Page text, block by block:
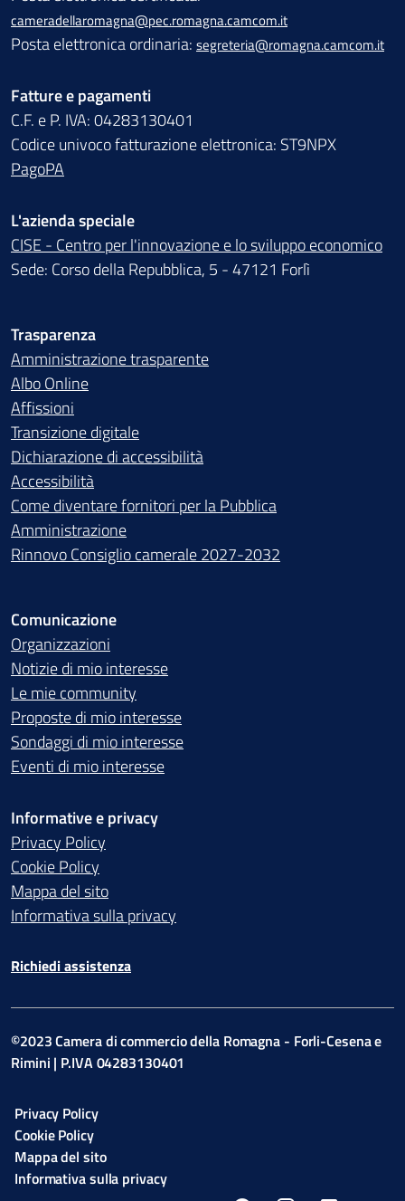
cameradellaromagna@pec.romagna.camcom.it
Posta elettronica ordinaria: segreteria@romagna.camcom.it
Fatture e pagamenti
C.F. e P. IVA: 04283130401
Codice univoco fatturazione elettronica: ST9NPX
PagoPA
L'azienda speciale
CISE - Centro per l'innovazione e lo sviluppo economico
Sede: Corso della Repubblica, 5 - 47121 Forlì
Trasparenza
Amministrazione trasparente
Albo Online
Affissioni
Transizione digitale
Dichiarazione di accessibilità
Accessibilità
Come diventare fornitori per la Pubblica
Amministrazione
Rinnovo Consiglio camerale 2027-2032
Comunicazione
Organizzazioni
Notizie di mio interesse
Le mie community
Proposte di mio interesse
Sondaggi di mio interesse
Eventi di mio interesse
Informative e privacy
Privacy Policy
Cookie Policy
Mappa del sito
Informativa sulla privacy
Richiedi assistenza
©2023 Camera di commercio della Romagna - Forli-Cesena e
Rimini | P.IVA 04283130401
Privacy Policy
Cookie Policy
Mappa del sito
Informativa sulla privacy